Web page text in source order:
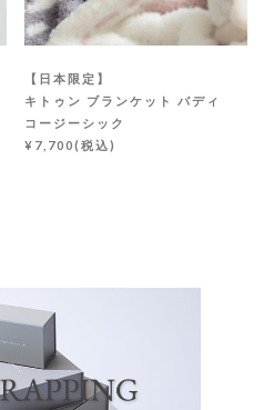
【日本限定】
キトゥン ブランケット バディ
コージーシック
¥7,700(税込)